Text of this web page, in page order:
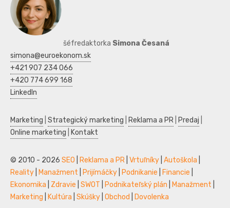
šéfredaktorka Simona Česaná
simona@euroekonom.sk
+421 907 234 066
+420 774 699 168
LinkedIn
Marketing Strategický marketing Reklama a PR Predaj
Online marketing
Kontakt
© 2010 - 2026 SEO Reklama a PR Vrtuľníky Autoškola
Reality
Manažment Prijímáčky Podnikanie Financie
Ekonomika
Zdravie SWOT Podnikateľský plán Manažment
Marketing
Kultúra Skúšky Obchod Dovolenka